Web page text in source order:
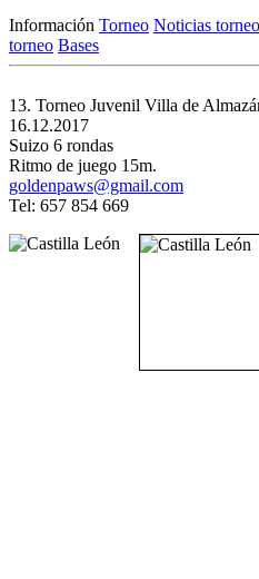
Información Torneo Noticias torneo
torneo Bases
13. Torneo Juvenil Villa de
16.12.2017
Suizo 6 rondas
Ritmo de juego 15m.
goldenpaws@gmail.com
Tel: 657 854 669